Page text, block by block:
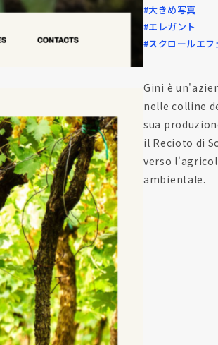
#大きめ写真
#エレガント
#スクロールエフ
Gini è
nelle colline
sua
il Recioto di
verso
ambientale.